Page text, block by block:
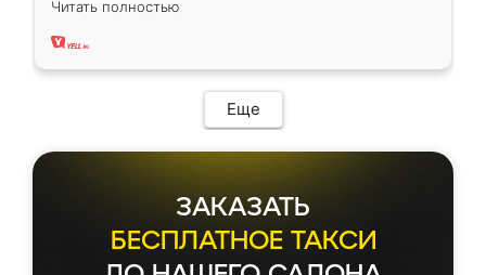
два года, нареканий нет.
Читать полностью
Еще
ЗАКАЗАТЬ
БЕСПЛАТНОЕ ТАКСИ